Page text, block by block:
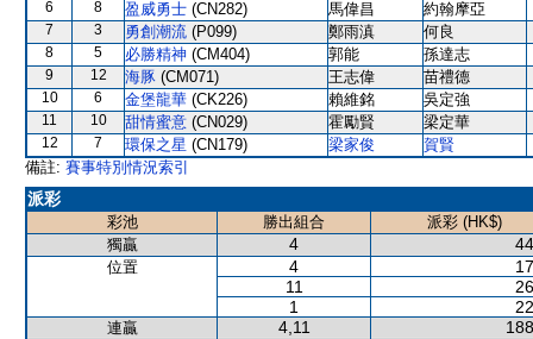
6 8 盈威勇士 (CN282) 馬偉昌 約翰摩亞
7 3 勇創潮流 (P099) 鄭雨滇 何良
8 5 必勝精神 (CM404) 郭能 孫達志
9 12 海豚 (CM071) 王志偉 苗禮德
10 6 金堡龍華 (CK226) 賴維銘 吳定強
11 10 甜情蜜意 (CN029) 霍勵賢 梁定華
12 7 環保之星 (CN179) 梁家俊
賀賢
備註: 賽事特別情況索引
派彩
彩池 勝出組合
派彩 (HK$)
獨贏
4
位置 4
11
1
連贏 4,11